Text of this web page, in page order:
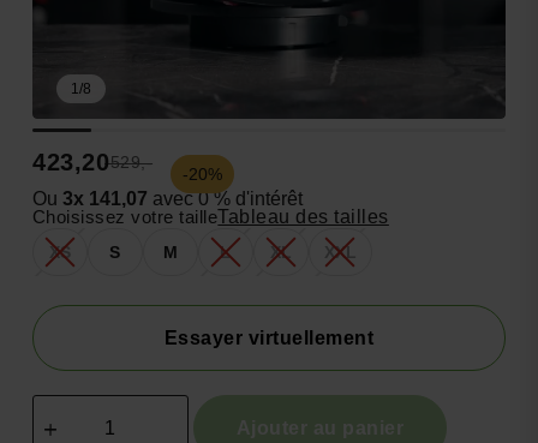
1/8
Ou 3x 141,07 avec 0 % d'intérêt
529,-
423,20 -20%
Choisissez votre tailleTableau des tailles
XS S M L XL XXL
Essayer virtuellement
Ajouter au panier